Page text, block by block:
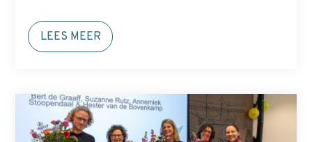
LEES MEER